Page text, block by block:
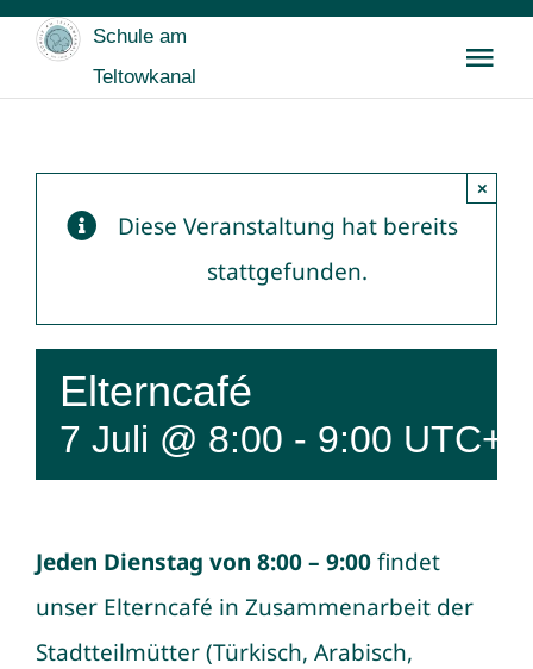
Zum
Inhalt
Schule am
Teltowkanal
Buntes & Archiv
Diese Veranstaltung hat bereits
stattgefunden.
×
Elterncafé
7 Juli @ 8:00 - 9:00 UTC+2
Jeden Dienstag von 8:00 – 9:00findet
unser Elterncafé in Zusammenarbeit der
Stadtteilmütter(Türkisch, Arabisch,